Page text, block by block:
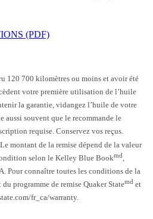
(PDF)
120 700 kilomètres ou moins et avoir été
votre première utilisation de l’huile
la garantie, vidangez l’huile de votre
souvent que le recommande le
requise. Conservez vos reçus.
montant de la remise dépend de la valeur
selon le Kelley Blue Bookmd
Pour connaître toutes les conditions de la
programme de remise Quaker Statemd et
fr_ca/warranty.